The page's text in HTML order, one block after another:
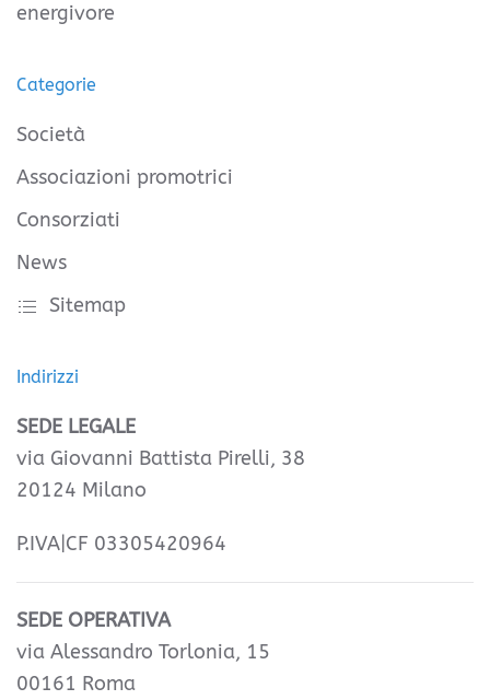
energivore
Categorie
Società
Associazioni promotrici
Consorziati
News
Sitemap
Indirizzi
SEDE LEGALE
via Giovanni Battista Pirelli, 38
20124 Milano
P.IVA|CF 03305420964
SEDE OPERATIVA
via Alessandro Torlonia, 15
00161 Roma